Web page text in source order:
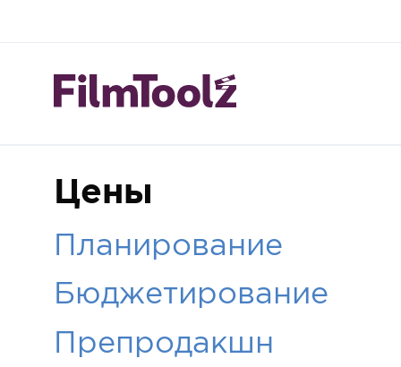
Цены
Планирование
Бюджетирование
Препродакшн